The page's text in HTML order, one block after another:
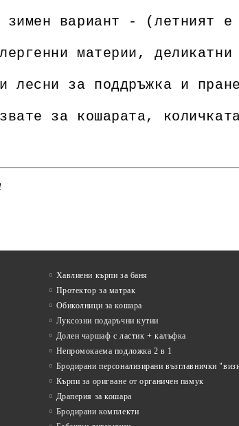
зимен вариант - (летният е
материи,
лесни за поддръжка и пране
за кошарата,
Хавлиени кърпи за баня
Протектор за матрак
Обиколници за кошара
Луксозни подаръчни кутии
Долен чаршаф с ластик + калъфка
Непромокаема подложка 2 в 1
Бродирани персонализирани възглавнички
Кърпи за оригване от органичен памук
Драперия за кошара
Бродирани комплекти